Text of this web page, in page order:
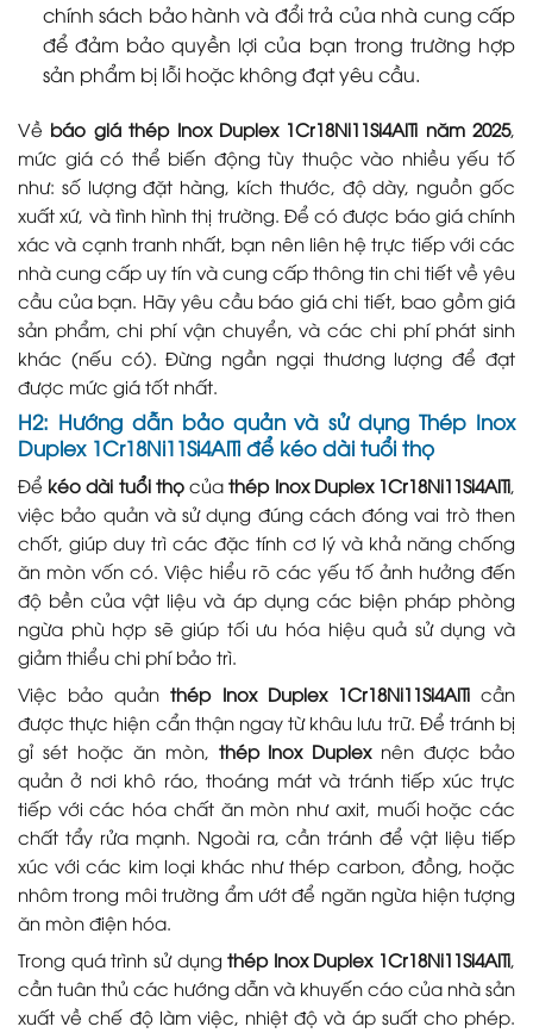
chính sách bảo hành và đổi trả của nhà cung cấp
để đảm bảo quyền lợi của bạn trong trường hợp
sản phẩm bị lỗi hoặc không đạt yêu cầu.
Về báo giá thép Inox Duplex 1Cr18Ni11Si4AlTi năm 2025,
mức giá có thể biến động tùy thuộc vào nhiều yếu tố
như: số lượng đặt hàng, kích thước, độ dày, nguồn gốc
xuất xứ, và tình hình thị trường. Để có được báo giá chính
xác và cạnh tranh nhất, bạn nên liên hệ trực tiếp với các
nhà cung cấp uy tín và cung cấp thông tin chi tiết về yêu
cầu của bạn. Hãy yêu cầu báo giá chi tiết, bao gồm giá
sản phẩm, chi phí vận chuyển, và các chi phí phát sinh
khác (nếu có). Đừng ngần ngại thương lượng để đạt
được mức giá tốt nhất.
H2: Hướng dẫn bảo quản và sử dụng Thép Inox
Duplex 1Cr18Ni11Si4AlTi để kéo dài tuổi thọ
Để kéo dài tuổi thọcủathép Inox Duplex 1Cr18Ni11Si4AlTi,
việc bảo quản và sử dụng đúng cách đóng vai trò then
chốt, giúp duy trì các đặc tính cơ lý và khả năng chống
ăn mòn vốn có. Việc hiểu rõ các yếu tố ảnh hưởng đến
độ bền của vật liệu và áp dụng các biện pháp phòng
ngừa phù hợp sẽ giúp tối ưu hóa hiệu quả sử dụng và
giảm thiểu chi phí bảo trì.
Việc bảo quảnthép Inox Duplex 1Cr18Ni11Si4AlTicần
được thực hiện cẩn thận ngay từ khâu lưu trữ. Để tránh bị
gỉ sét hoặc ăn mòn, thép Inox Duplexnên được bảo
quản ở nơi khô ráo, thoáng mát và tránh tiếp xúc trực
tiếp với các hóa chất ăn mòn như axit, muối hoặc các
chất tẩy rửa mạnh. Ngoài ra, cần tránh để vật liệu tiếp
xúc với các kim loại khác như thép carbon, đồng, hoặc
nhôm trong môi trường ẩm ướt để ngăn ngừa hiện tượng
ăn mòn điện hóa.
Trong quá trình sử dụngthép Inox Duplex 1Cr18Ni11Si4AlTi,
cần tuân thủ các hướng dẫn và khuyến cáo của nhà sản
xuất về chế độ làm việc, nhiệt độ và áp suất cho phép.